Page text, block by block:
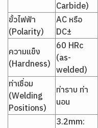
Carbide)
ขั้วไฟฟ้า
(Polarity)
AC หรือ
DC±
ความแข็ง
(Hardness)
60 HRc
(as-
welded)
ท่าเชื่อม
(Welding
Positions)
ท่าราบ ท่า
นอน
3.2mm: